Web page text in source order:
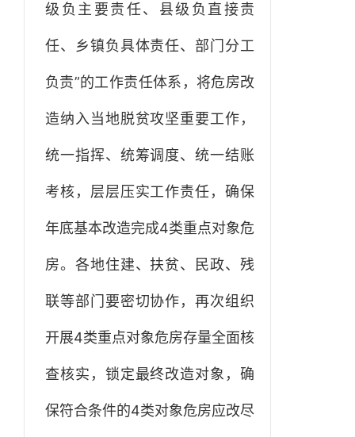
级负主要责任、县级负直接责
任、乡镇负具体责任、部门分工
负责”的工作责任体系，将危房改
造纳入当地脱贫攻坚重要工作，
统一指挥、统筹调度、统一结账
考核，层层压实工作责任，确保
年底基本改造完成4类重点对象危
房。各地住建、扶贫、民政、残
联等部门要密切协作，再次组织
开展4类重点对象危房存量全面核
查核实，锁定最终改造对象，确
保符合条件的4类对象危房应改尽